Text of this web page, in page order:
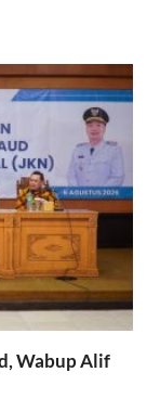
Wabup Alif